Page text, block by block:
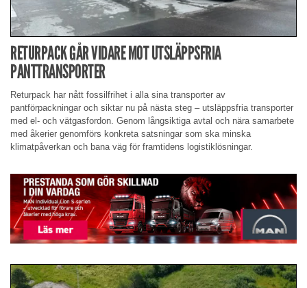
RETURPACK GÅR VIDARE MOT UTSLÄPPSFRIA
PANTTRANSPORTER
Returpack har nått fossilfrihet i alla sina transporter av
pantförpackningar och siktar nu på nästa steg – utsläppsfria transporter
med el- och vätgasfordon. Genom långsiktiga avtal och nära samarbete
med åkerier genomförs konkreta satsningar som ska minska
klimatpåverkan och bana väg för framtidens logistiklösningar.